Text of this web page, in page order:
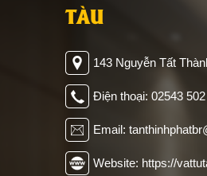
TÀU
143 Nguyễn Tất
Điện thoại: 02543
Email:
Website: https://